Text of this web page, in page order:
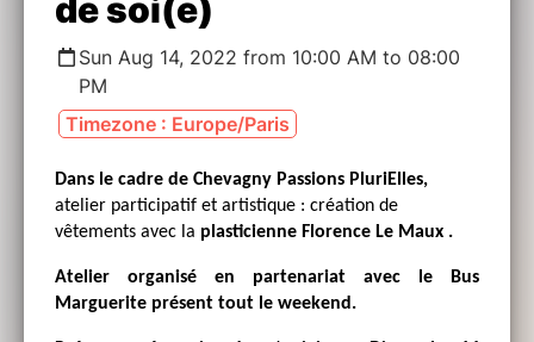
de soi(e)
Sun Aug 14, 2022 from 10:00 AM to 08:00
PM
Timezone : Europe/Paris
Dans le cadre de Chevagny Passions PluriElles,
atelier participatif et artistique : création de
vêtements avec la plasticienne Florence Le Maux .
Atelier organisé en partenariat avec le Bus
Marguerite présent tout le weekend.